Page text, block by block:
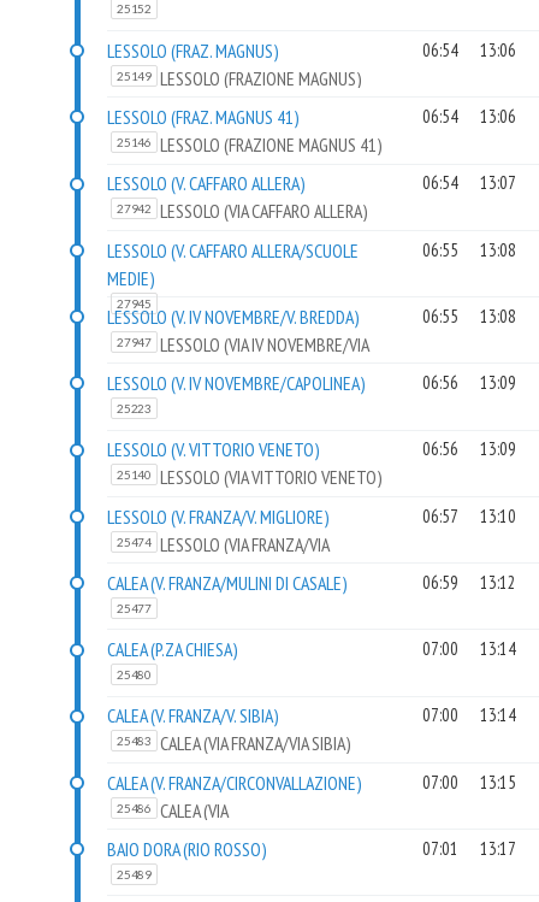
25152
LESSOLO (FRAZ. MAGNUS)
25149 LESSOLO (FRAZIONE MAGNUS)
06:54 13:06
LESSOLO (FRAZ. MAGNUS 41)
25146 LESSOLO (FRAZIONE MAGNUS 41)
06:54 13:06
LESSOLO (V. CAFFARO ALLERA)
27942 LESSOLO (VIA CAFFARO ALLERA)
06:54 13:07
LESSOLO (V. CAFFARO ALLERA/SCUOLE
MEDIE)
27945
06:55 13:08
LESSOLO (V. IV NOVEMBRE/V. BREDDA)
27947
LESSOLO (VIA IV NOVEMBRE/VIA
BREDDA)
06:55 13:08
LESSOLO (V. IV NOVEMBRE/CAPOLINEA)
25223
06:56 13:09
LESSOLO (V. VITTORIO VENETO)
25140 LESSOLO (VIA VITTORIO VENETO)
06:56 13:09
LESSOLO (V. FRANZA/V. MIGLIORE)
25474
LESSOLO (VIA FRANZA/VIA
MIGLIORE)
06:57 13:10
CALEA (V. FRANZA/MULINI DI CASALE)
25477
06:59 13:12
CALEA (P.ZA CHIESA)
25480
07:00 13:14
CALEA (V. FRANZA/V. SIBIA)
25483 CALEA (VIA FRANZA/VIA SIBIA)
07:00 13:14
CALEA (V. FRANZA/CIRCONVALLAZIONE)
25486
CALEA (VIA
FRANZA/CIRCONVALLAZIONE)
07:00 13:15
BAIO DORA (RIO ROSSO)
25489
07:01 13:17